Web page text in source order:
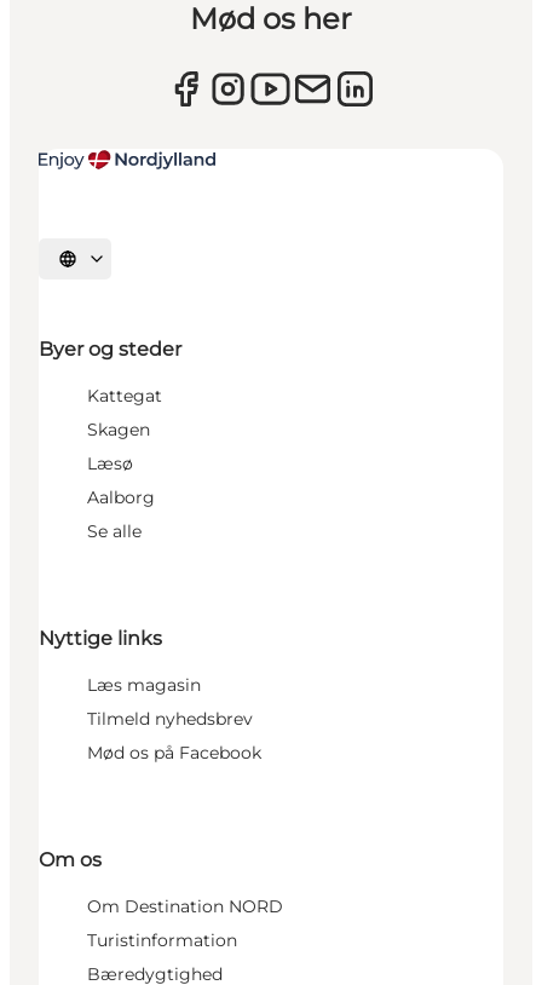
Mød os her
Vælg sprog
Byer og steder
Kattegat
Skagen
Læsø
Aalborg
Se alle
Nyttige links
Læs magasin
Tilmeld nyhedsbrev
Mød os på Facebook
Om os
Om Destination NORD
Turistinformation
Bæredygtighed